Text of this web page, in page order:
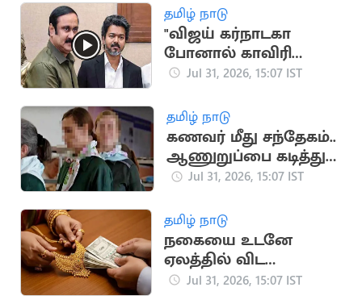
தமிழ் நாடு
"விஜய் கர்நாடகா
போனால் காவிரி
வந்துவிடாது" -
Jul 31, 2026, 15:07 IST
தமிழ் நாடு
கணவர் மீது சந்தேகம்..
ஆணுறுப்பை கடித்து
துப்பிய மனைவி
Jul 31, 2026, 15:07 IST
தமிழ் நாடு
நகையை உடனே
ஏலத்தில் விட
முடியாது.. ஆர்பிஐ
Jul 31, 2026, 15:07 IST